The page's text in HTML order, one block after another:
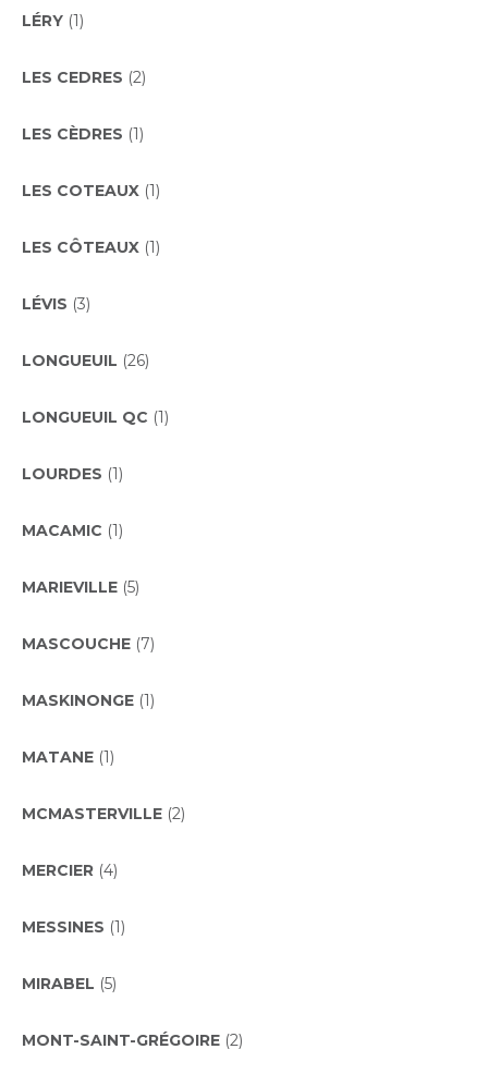
LÉRY (1)
LES CEDRES (2)
LES CÈDRES (1)
LES COTEAUX (1)
LES CÔTEAUX (1)
LÉVIS (3)
LONGUEUIL (26)
LONGUEUIL QC (1)
LOURDES (1)
MACAMIC (1)
MARIEVILLE (5)
MASCOUCHE (7)
MASKINONGE (1)
MATANE (1)
MCMASTERVILLE (2)
MERCIER (4)
MESSINES (1)
MIRABEL (5)
MONT-SAINT-GRÉGOIRE (2)